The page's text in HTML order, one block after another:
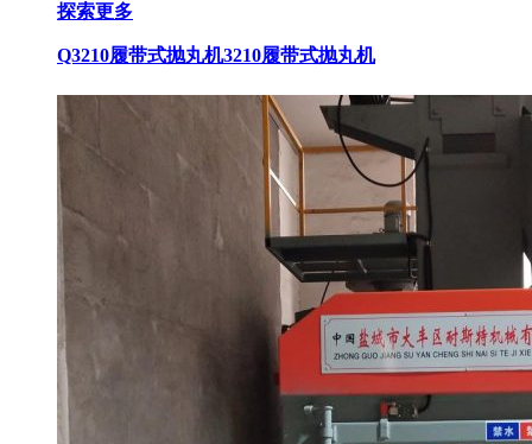
探索更多
Q3210履带式抛丸机3210履带式抛丸机